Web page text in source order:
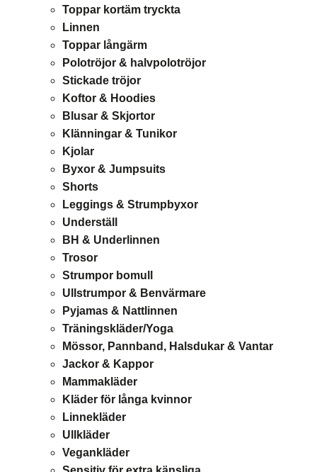
Toppar kortäm tryckta
Linnen
Toppar långärm
Polotröjor & halvpolotröjor
Stickade tröjor
Koftor & Hoodies
Blusar & Skjortor
Klänningar & Tunikor
Kjolar
Byxor & Jumpsuits
Shorts
Leggings & Strumpbyxor
Underställ
BH & Underlinnen
Trosor
Strumpor bomull
Ullstrumpor & Benvärmare
Pyjamas & Nattlinnen
Träningskläder/Yoga
Mössor, Pannband, Halsdukar & Vantar
Jackor & Kappor
Mammakläder
Kläder för långa kvinnor
Linnekläder
Ullkläder
Vegankläder